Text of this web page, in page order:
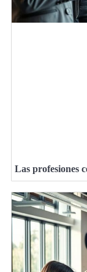
Las profesiones